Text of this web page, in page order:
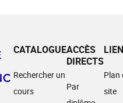
CATALOGUE
Rechercher un
cours
ACCÈS
DIRECTS
Par
Plan
site